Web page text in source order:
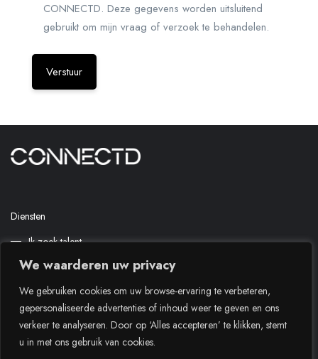
We waarderen uw privacy
We gebruiken cookies om uw browse-ervaring te verbeteren,
gepersonaliseerde advertenties of inhoud weer te geven en ons
verkeer te analyseren. Door op ‘Alles accepteren’ te klikken, stemt
u in met ons gebruik van cookies.
CONNECTD. Deze gegevens worden uitsluitend
gebruikt om mijn vraag of verzoek te behandelen.
Diensten
Ik zoek talent
Ik ben kandidaat
Contact
Privacy Policy
© 2025 Connectd. Alle rechten voorbehouden.